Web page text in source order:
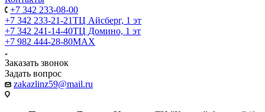
+7 342 233-08-00
+7 342 233-21-21ТЦ Айсберг, 1 эт
+7 342 241-14-40ТЦ Домино, 1 эт
+7 982 444-28-80MAX
Заказать звонок
Задать вопрос
zakazlinz59@mail.ru